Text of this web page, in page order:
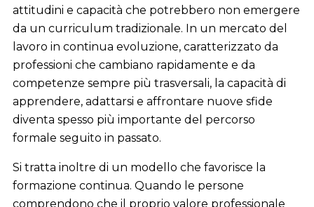
attitudini e capacità che potrebbero non emergere
da un curriculum tradizionale. In un mercato del
lavoro in continua evoluzione, caratterizzato da
professioni che cambiano rapidamente e da
competenze sempre più trasversali, la capacità di
apprendere, adattarsi e affrontare nuove sfide
diventa spesso più importante del percorso
formale seguito in passato.
Si tratta inoltre di un modello che favorisce la
formazione continua. Quando le persone
comprendono che il proprio valore professionale